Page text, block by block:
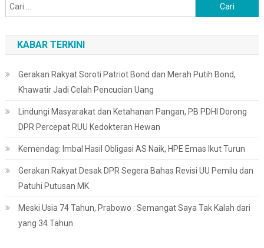
untuk:
KABAR TERKINI
Gerakan Rakyat Soroti Patriot Bond dan Merah Putih Bond,
Khawatir Jadi Celah Pencucian Uang
Lindungi Masyarakat dan Ketahanan Pangan, PB PDHI Dorong
DPR Percepat RUU Kedokteran Hewan
Kemendag: Imbal Hasil Obligasi AS Naik, HPE Emas Ikut Turun
Gerakan Rakyat Desak DPR Segera Bahas Revisi UU Pemilu dan
Patuhi Putusan MK
Meski Usia 74 Tahun, Prabowo : Semangat Saya Tak Kalah dari
yang 34 Tahun